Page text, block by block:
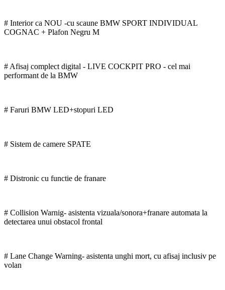
# Interior ca NOU -cu scaune BMW SPORT INDIVIDUAL
COGNAC + Plafon Negru M
# Afisaj complect digital - LIVE COCKPIT PRO - cel mai
performant de la BMW
# Faruri BMW LED+stopuri LED
# Sistem de camere SPATE
# Distronic cu functie de franare
# Collision Warnig- asistenta vizuala/sonora+franare automata la
detectarea unui obstacol frontal
# Lane Change Warning- asistenta unghi mort, cu afisaj inclusiv pe
volan